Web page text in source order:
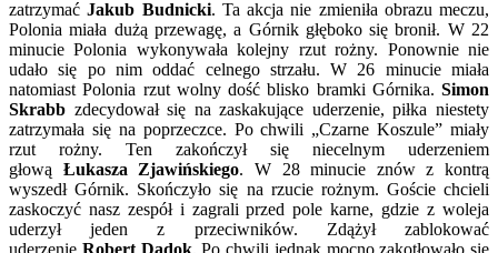
zatrzymaćJakub Budnicki. Ta akcja nie zmieniła obrazu meczu,
Polonia miała dużą przewagę, a Górnik głęboko się bronił. W 22
minucie Polonia wykonywała kolejny rzut rożny. Ponownie nie
udało się po nim oddać celnego strzału. W 26 minucie miała
natomiast Polonia rzut wolny dość blisko bramki Górnika. Simon
Skrabb zdecydował się na zaskakujące uderzenie, piłka niestety
zatrzymała się na poprzeczce. Po chwili „Czarne Koszule” miały
rzut rożny. Ten zakończył się niecelnym uderzeniem
głową Łukasza Zjawińskiego. W 28 minucie znów z kontrą
wyszedł Górnik. Skończyło się na rzucie rożnym. Goście chcieli
zaskoczyć nasz zespół i zagrali przed pole karne, gdzie z woleja
uderzył jeden z przeciwników. Zdążył zablokować
uderzenie Robert Dadok. Po chwili jednak mocno zakotłowało się